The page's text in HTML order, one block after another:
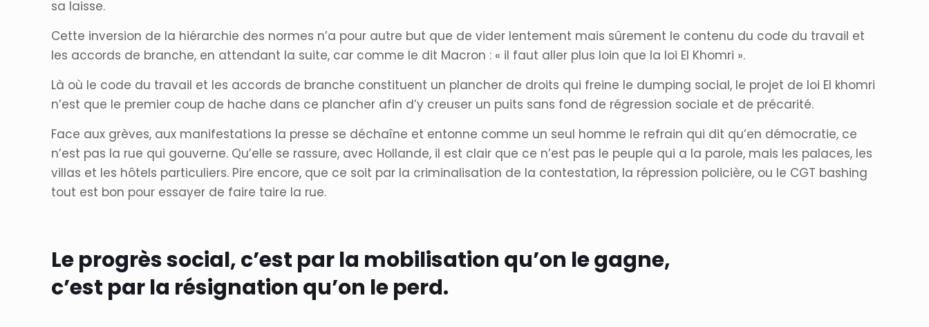
sa laisse.
Cette inversion de la hiérarchie des normes n’a pour autre but que de vider lentement mais sûrement le contenu du code du travail et
les accords de branche, en attendant la suite, car comme le dit Macron : « il faut aller plus loin que la loi El Khomri ».
Là où le code du travail et les accords de branche constituent un plancher de droits qui freine le dumping social, le projet de loi El khomri
n’est que le premier coup de hache dans ce plancher afin d’y creuser un puits sans fond de régression sociale et de précarité.
Face aux grèves, aux manifestations la presse se déchaîne et entonne comme un seul homme le refrain qui dit qu’en démocratie, ce
n’est pas la rue qui gouverne. Qu’elle se rassure, avec Hollande, il est clair que ce n’est pas le peuple qui a la parole, mais les palaces, les
villas et les hôtels particuliers. Pire encore, que ce soit par la criminalisation de la contestation, la répression policière, ou le CGT bashing
tout est bon pour essayer de faire taire la rue.
Le progrès social, c’est par la mobilisation qu’on le gagne,
c’est par la résignation qu’on le perd.